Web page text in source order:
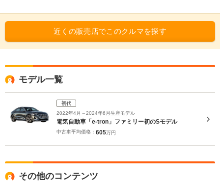
近くの販売店でこのクルマを探す
モデル一覧
初代
2022年4月～2024年6月生産モデル
電気自動車「e-tron」ファミリー初のSモデル
中古車平均価格： 605万円
その他のコンテンツ